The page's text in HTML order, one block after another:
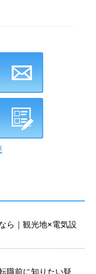
ら｜観光地×電気設
職前に知りたい疑